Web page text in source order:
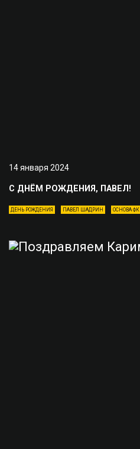
14 января 2024
С ДНЁМ РОЖДЕНИЯ, ПАВЕЛ!
ДЕНЬ РОЖДЕНИЯ ПАВЕЛ ШАДРИН ОСНОВА ФК